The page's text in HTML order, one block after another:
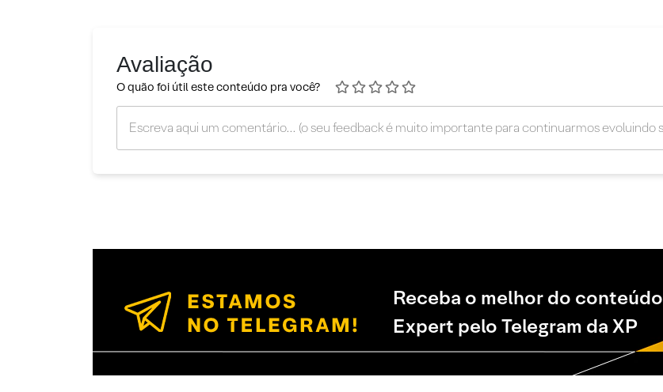
Avaliação
O quão foi útil este conteúdo pra você?
Receba o melhor do conteúdo
Expert pelo Telegram da XP